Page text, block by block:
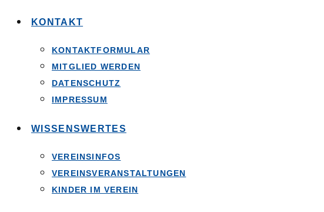
KONTAKT
KONTAKTFORMULAR
MITGLIED WERDEN
DATENSCHUTZ
IMPRESSUM
WISSENSWERTES
VEREINSINFOS
VEREINSVERANSTALTUNGEN
KINDER IM VEREIN